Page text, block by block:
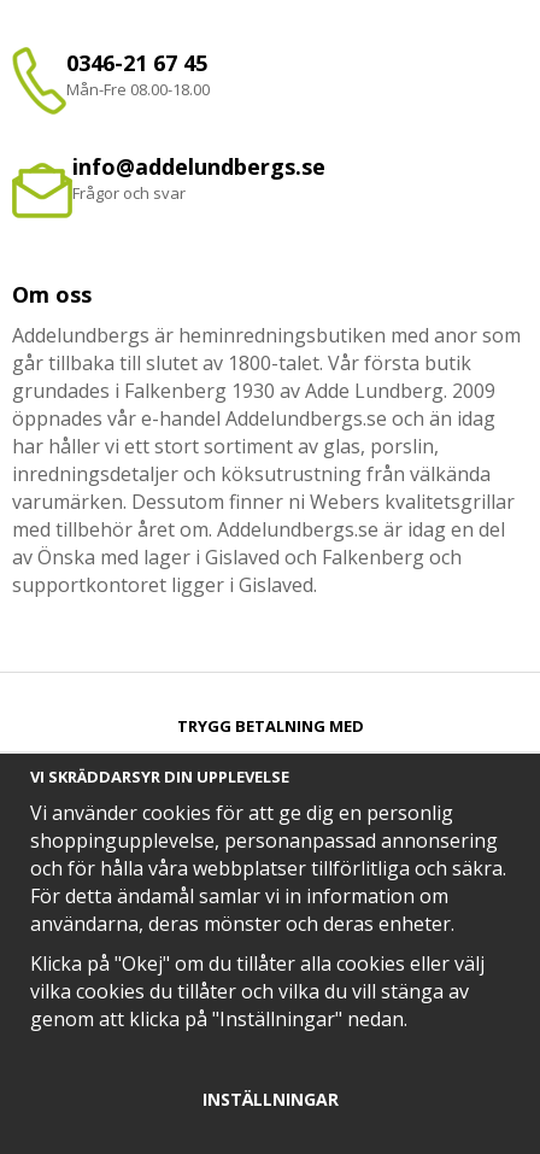
0346-21 67 45
Mån-Fre 08.00-18.00
info@addelundbergs.se
Frågor och svar
Om oss
Addelundbergs är heminredningsbutiken med anor som
går tillbaka till slutet av 1800-talet. Vår första butik
grundades i Falkenberg 1930 av Adde Lundberg. 2009
öppnades vår e-handel Addelundbergs.se och än idag
har håller vi ett stort sortiment av glas, porslin,
inredningsdetaljer och köksutrustning från välkända
varumärken. Dessutom finner ni Webers kvalitetsgrillar
med tillbehör året om. Addelundbergs.se är idag en del
av Önska med lager i Gislaved och Falkenberg och
supportkontoret ligger i Gislaved.
TRYGG BETALNING MED​
SNABB LEVERANS MED
EN DEL AV
VI SKRÄDDARSYR DIN UPPLEVELSE
Vi använder cookies för att ge dig en personlig
shoppingupplevelse, personanpassad annonsering
och för hålla våra webbplatser tillförlitliga och säkra.
För detta ändamål samlar vi in information om
användarna, deras mönster och deras enheter.
Klicka på "Okej" om du tillåter alla cookies eller välj
vilka cookies du tillåter och vilka du vill stänga av
genom att klicka på "Inställningar" nedan.
INSTÄLLNINGAR